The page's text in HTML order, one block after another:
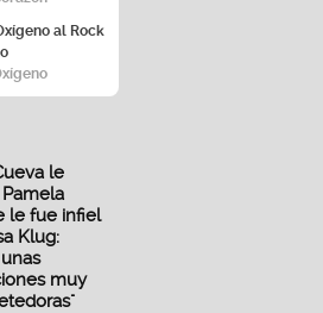
al Rock
le
le fue infiel
Klug:
muy